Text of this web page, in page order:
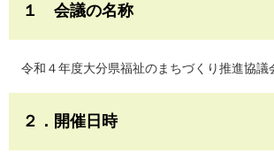
１ 会議の名称
令和４年度大分県福祉のまちづくり推進協議
２．開催日時